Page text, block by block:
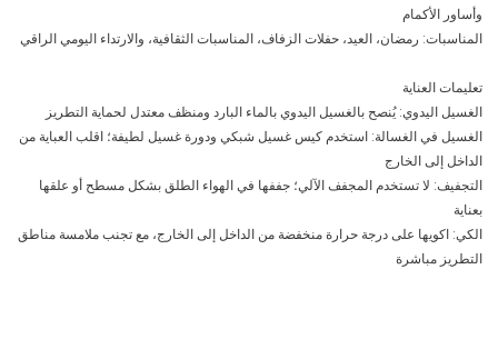
وأساور الأكمام
المناسبات: رمضان، العيد، حفلات الزفاف، المناسبات الثقافية، والارتداء اليومي الراقي
تعليمات العناية
الغسيل اليدوي: يُنصح بالغسيل اليدوي بالماء البارد ومنظف معتدل لحماية التطريز
الغسيل في الغسالة: استخدم كيس غسيل شبكي ودورة غسيل لطيفة؛ اقلب العباية من
الداخل إلى الخارج
التجفيف: لا تستخدم المجفف الآلي؛ جففها في الهواء الطلق بشكل مسطح أو علقها
بعناية
الكي: اكويها على درجة حرارة منخفضة من الداخل إلى الخارج، مع تجنب ملامسة مناطق
التطريز مباشرة